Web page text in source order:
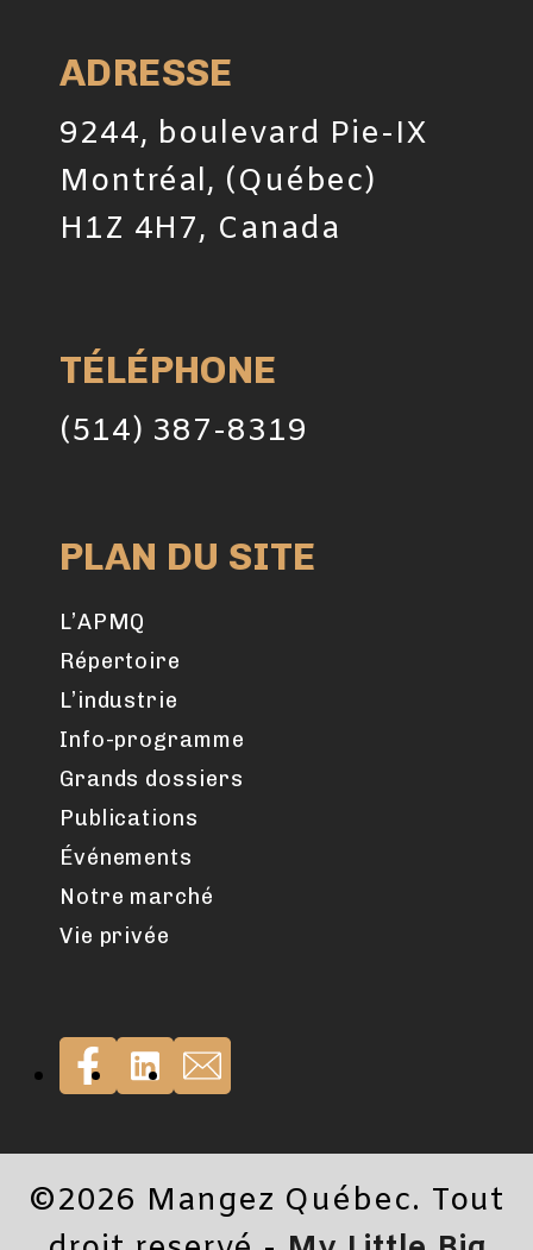
ADRESSE
9244, boulevard Pie-IX
Montréal, (Québec)
H1Z 4H7, Canada
TÉLÉPHONE
(514) 387-8319
PLAN DU SITE
L’APMQ
Répertoire
L’industrie
Info-programme
Grands dossiers
Publications
Événements
Notre marché
Vie privée
©2026 Mangez Québec. Tout